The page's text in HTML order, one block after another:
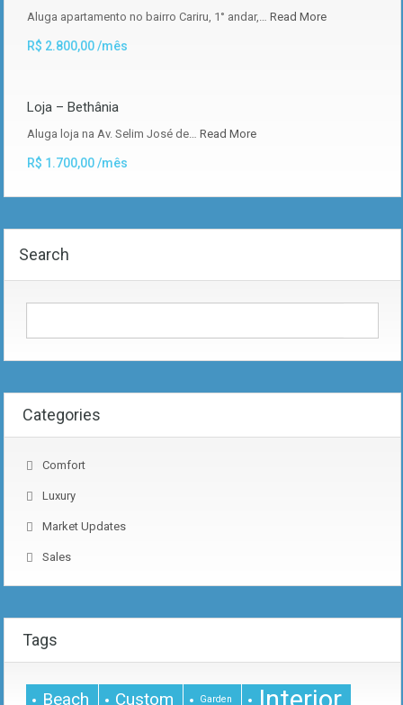
Aluga apartamento no bairro Cariru, 1° andar,… Read More
R$ 2.800,00 /mês
Loja – Bethânia
Aluga loja na Av. Selim José de… Read More
R$ 1.700,00 /mês
Search
Categories
Comfort
Luxury
Market Updates
Sales
Tags
Beach Custom Garden